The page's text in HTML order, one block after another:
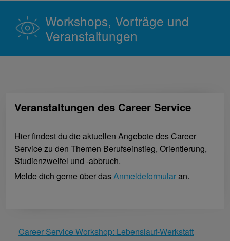
Workshops, Vorträge und
Veranstaltungen
Veranstaltungen des Career Service
Hier findest du die aktuellen Angebote des Career
Service zu den Themen Berufseinstieg, Orientierung,
Studienzweifel und -abbruch.
Melde dich gerne über dasAnmeldeformularan.
Career Service Workshop: Lebenslauf-Werkstatt